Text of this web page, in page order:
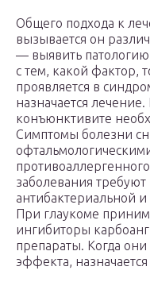
Общего подхода к
вызывается он
— выявить патологию,
с тем, какой фактор,
проявляется в
назначается
конъюнктивите
Симптомы болезни
заболевания
антибактериальной
При глаукоме
ингибиторы
препараты. Когда
эффекта,